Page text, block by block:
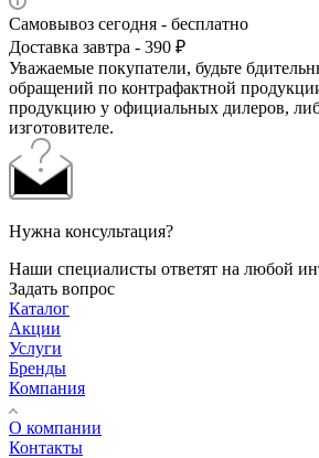
Самовывоз сегодня - бесплатно
Доставка завтра - 390 ₽
Уважаемые покупатели, будьте
обращений по контрафактной
продукцию у официальных дилеров,
изготовителе.
Нужна консультация?
Наши специалисты ответят на любой
Задать вопрос
Каталог
Акции
Услуги
Бренды
Компания
О компании
Контакты